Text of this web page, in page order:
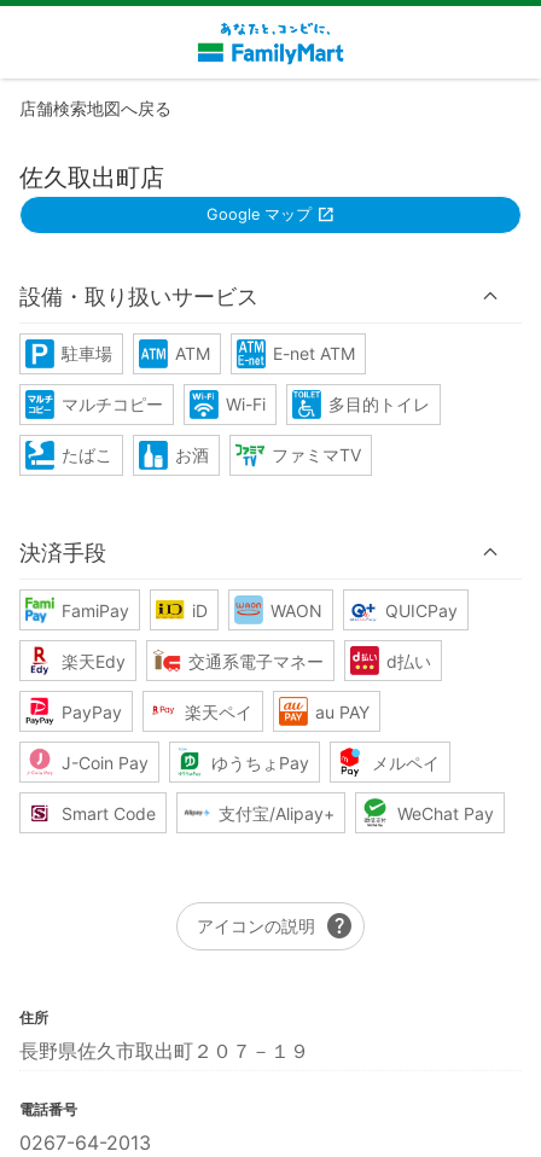
店舗検索地図へ戻る
佐久取出町店
Google マップ
設備・取り扱いサービス
駐車場 ATM E-net ATM
マルチコピー Wi-Fi 多目的トイレ
たばこ お酒 ファミマTV
決済手段
FamiPay iD WAON QUICPay
楽天Edy 交通系電子マネー d払い
PayPay 楽天ペイ au PAY
J-Coin Pay ゆうちょPay メルペイ
Smart Code 支付宝/Alipay+ WeChat Pay
アイコンの説明 help
住所
長野県佐久市取出町２０７－１９
電話番号
0267-64-2013